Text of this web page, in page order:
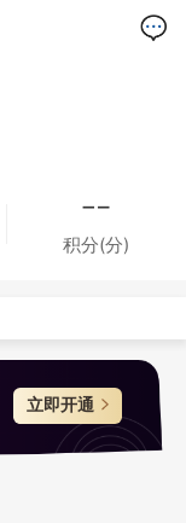
积分(分)
立即开通